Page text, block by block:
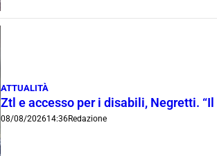
ATTUALITÀ
Ztl e accesso per i disabili, Negretti.
08/08/202614:36Redazione